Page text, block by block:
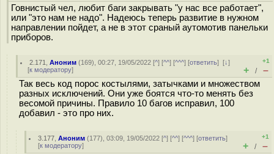
Говнистый чел, любит баги закрывать "у нас все работает",
или "это нам не надо". Надеюсь теперь развитие в нужном
направлении пойдет, а не в этот сраный аутомотив панельки
приборов.
2.171 ,Аноним (169), 00:27, 19/05/2022 [^] [^^] [^^^] [ответить][↓]
[к модератору]
+1
+ / –
Так весь код порос костылями, затычками и множеством
разных исключений. Они уже боятся что-то менять без
весомой причины. Правило 10 багов исправил, 100
добавил - это про них.
3.177 ,Аноним (177), 03:09, 19/05/2022 [^] [^^] [^^^] [ответить]
[к модератору]
+1
+ / –